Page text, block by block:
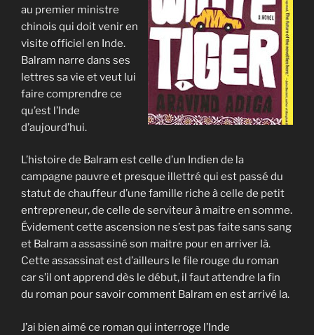
au premier ministre
chinois qui doit venir en
visite officiel en Inde.
Balram narre dans ses
lettres sa vie et veut lui
faire comprendre ce
qu’est l’Inde
d’aujourd’hui.
L’histoire de Balram est celle d’un Indien de la
campagne pauvre et presque illettré qui est passé du
statut de chauffeur d’une famille riche à celle de petit
entrepreneur, de celle de serviteur à maitre en somme.
Évidement cette ascension ne s’est pas faite sans sang
et Balram a assassiné son maitre pour en arriver là.
Cette assassinat est d’ailleurs le file rouge du roman
car s’il ont apprend dès le début, il faut attendre la fin
du roman pour savoir comment Balram en est arrivé la.
J’ai bien aimé ce roman qui interroge l’Inde